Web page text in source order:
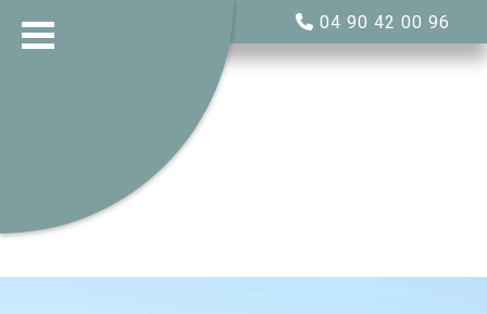
04 90 42 00 96